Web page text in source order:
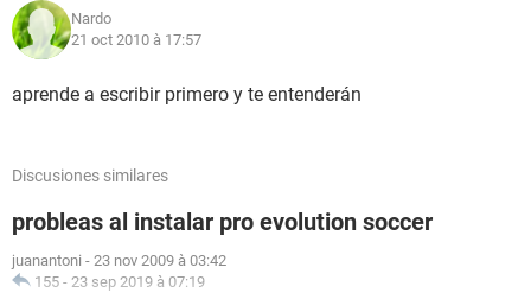
Nardo
21 oct 2010 à 17:57
aprende a escribir primero y te entenderán
Discusiones similares
probleas al instalar pro evolution soccer
juanantoni - 23 nov 2009 à 03:42
155 - 23 sep 2019 à 07:19